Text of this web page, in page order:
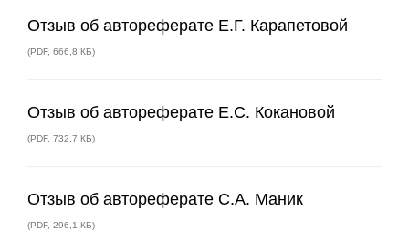
Отзыв об автореферате Е.Г. Карапетовой
(PDF, 666,8 КБ)
Отзыв об автореферате Е.С. Кокановой
(PDF, 732,7 КБ)
Отзыв об автореферате С.А. Маник
(PDF, 296,1 КБ)